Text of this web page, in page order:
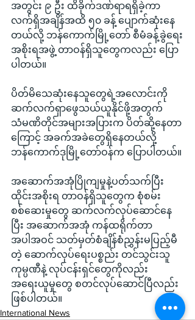
အတွင်း ၉ ဦး ထိခိုက်ဒဏ်ရာရရှိခဲ့ကာ
လက်ရှိအချိန်အထိ ၅၀ ခန့် ပျောက်ဆုံးနေ
တယ်လို့ ဘန်ကောက်မြို့တော် စီမံခန့်ခွဲရေး
အစိုးရအဖွဲ့ တာဝန်ရှိသူတွေကလည်း ပြော
ပါတယ်။
ပိတ်မိသေဆုံးနေသူတွေရဲ့အလောင်းကို
ဆက်လက်ရှာဖွေသယ်ယူနိုင်ဖို့အတွက်
သံမဏိတိုင်အများအပြားက ပိတ်ဆို့နေတာ
ကြောင့် အခက်အခဲတွေရှိနေတယ်လို့
ဘန်ကောက်ဒုမြို့တော်ဝန်က ပြောပါတယ်။
အဆောက်အအုံပြိုကျမှုနဲ့ပတ်သက်ပြီး
ထိုင်းအစိုးရ တာဝန်ရှိသူတွေက စုံစမ်း
စစ်ဆေးမှုတွေ ဆက်လက်လုပ်ဆောင်နေ
ပြီး အဆောက်အအုံ ကန်ထရိုက်တာ
အပါအဝင် သတ်မှတ်စံချိန်စံညွှန်းမပြည့်မီ
တဲ့ ဆောက်လုပ်ရေးပစ္စည်း တင်သွင်းသူ
ကုမ္ပဏီနဲ့ လုပ်ငန်းရှင်တွေကိုလည်း
အရေးယူမှုတွေ စတင်လုပ်ဆောင်ပြီလည်း
ဖြစ်ပါတယ်။
International News